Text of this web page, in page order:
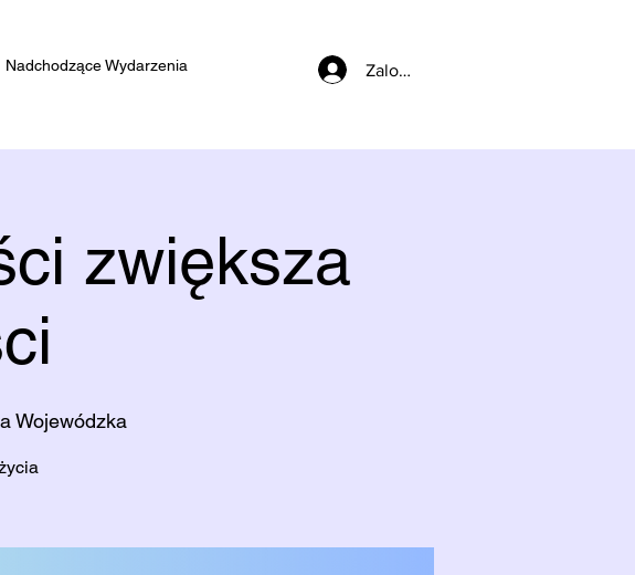
Nadchodzące Wydarzenia Zaloguj się
zwiększa
Wojewódzka